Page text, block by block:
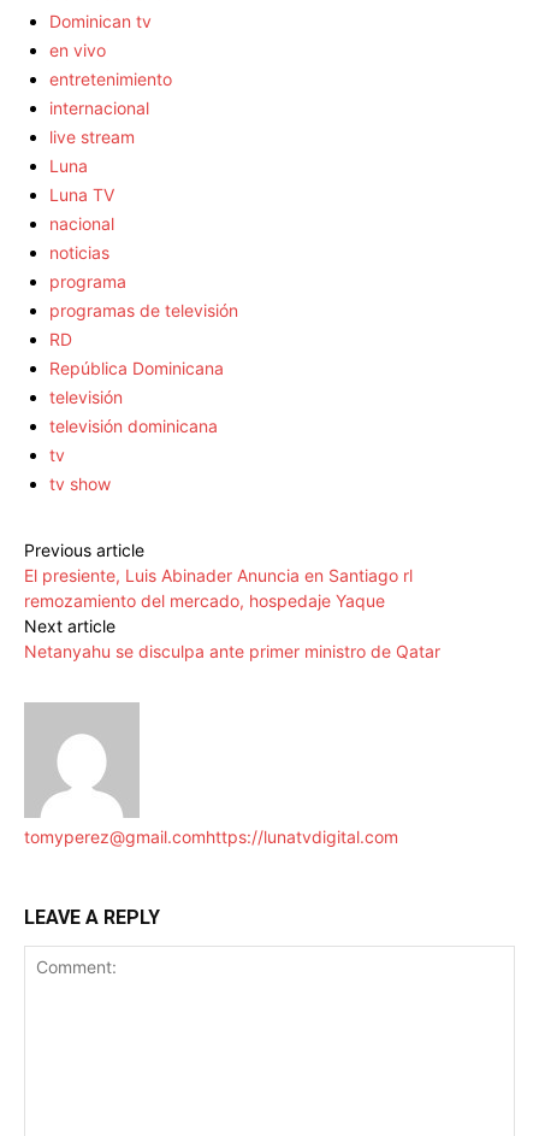
Dominican tv
en vivo
entretenimiento
internacional
live stream
Luna
Luna TV
nacional
noticias
programa
programas de televisión
RD
República Dominicana
televisión
televisión dominicana
tv
tv show
Previous article
El presiente, Luis Abinader Anuncia en Santiago rl
remozamiento del mercado, hospedaje Yaque
Next article
Netanyahu se disculpa ante primer ministro de Qatar
tomyperez@gmail.comhttps://lunatvdigital.com
LEAVE A REPLY